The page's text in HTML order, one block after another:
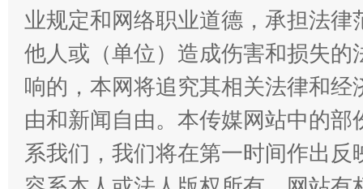
在谋一域中谋全局
今
业规定和网络职业道德，承担法
他人或（单位）造成伤害和损失
响的，本网将追究其相关法律和
由和新闻自由。本传媒网站中的
系我们，我们将在第一时间作出